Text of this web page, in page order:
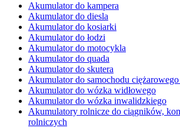
Akumulator do kampera
Akumulator do diesla
Akumulator do kosiarki
Akumulator do łodzi
Akumulator do motocykla
Akumulator do quada
Akumulator do skutera
Akumulator do samochodu
Akumulator do wózka widłowego
Akumulator do wózka inwalidzkiego
Akumulatory rolnicze do ciągników,
rolniczych